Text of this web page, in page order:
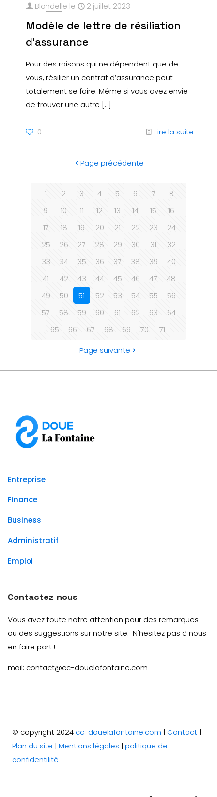
Blondelle le 2 juillet 2023
Modèle de lettre de résiliation
d’assurance
Pour des raisons qui ne dépendent que de
vous, résilier un contrat d’assurance peut
totalement se faire. Même si vous avez envie
de trouver une autre […]
0 Lire la suite
Page précédente
1 2 3 4 5 6 7
8
9
10 11 12 13 14 15
16
17
18 19 20 21 22 23
24
25
26 27 28 29 30 31
32
33
34 35 36 37 38 39
40
41
42 43 44 45 46 47
48
49
50 51 52 53 54 55
56
57
58 59 60 61 62 63
64
65
66 67 68 69 70 71
Page suivante
Entreprise
Finance
Business
Administratif
Emploi
Contactez-nous
Vous avez toute notre attention pour des remarques
ou des suggestions sur notre site. N'hésitez pas à nous
en faire part !
mail: contact@cc-douelafontaine.com
© copyright 2024 cc-douelafontaine.com | Contact |
Plan du site |Mentions légales |politique de
confidentilité